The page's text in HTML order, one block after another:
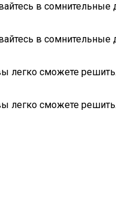
в сомнительные
в сомнительные
легко сможете решить.
легко сможете решить.